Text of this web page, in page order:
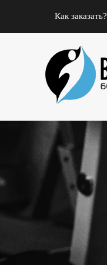
Как заказать?